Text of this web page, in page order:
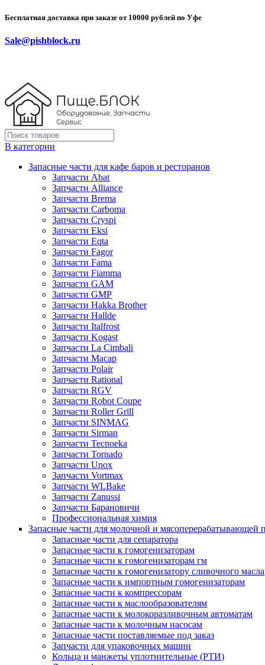
Бесплатная доставка при заказе от 10000 рублей по Уфе
Sale@pishblock.ru
В категории
Запасные части для кафе баров и ресторанов
Запчасти Abat
Запчасти Alliance
Запчасти Brema
Запчасти Carboma
Запчасти Cryspi
Запчасти Eksi
Запчасти Eqta
Запчасти Fagor
Запчасти Fama
Запчасти Fiamma
Запчасти GAM
Запчасти GMP
Запчасти Hakka Brother
Запчасти Hallde
Запчасти Italfrost
Запчасти Kogast
Запчасти La Cimbali
Запчасти Macap
Запчасти Polair
Запчасти Rational
Запчасти RGV
Запчасти Robot Coupe
Запчасти Roller Grill
Запчасти SINMAG
Запчасти Sirman
Запчасти Tecnoeka
Запчасти Tornado
Запчасти Unox
Запчасти Vortmax
Запчасти WLBake
Запчасти Zanussi
Запчасти Барановичи
Профессиональная химия
Запасные части для молочной и мясоперерабатывающей
Запасные части для сепаратора
Запасные части к гомогенизаторам
Запасные части к гомогенизаторам гм
Запасные части к гомогенизатору сливочного масла
Запасные части к импортным гомогенизаторам
Запасные части к компрессорам
Запасные части к маслообразователям
Запасные части к молокоразливочным автоматам
Запасные части к молочным насосам
Запасные части поставляемые под заказ
Запчасти для упаковочных машин
Кольца и манжеты уплотнительные (РТИ)